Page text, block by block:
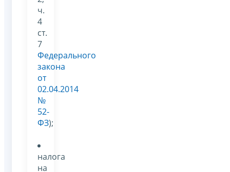
ч.
4
ст.
7
Федерального
закона
от
02.04.2014
№
52-
ФЗ);
налога
на